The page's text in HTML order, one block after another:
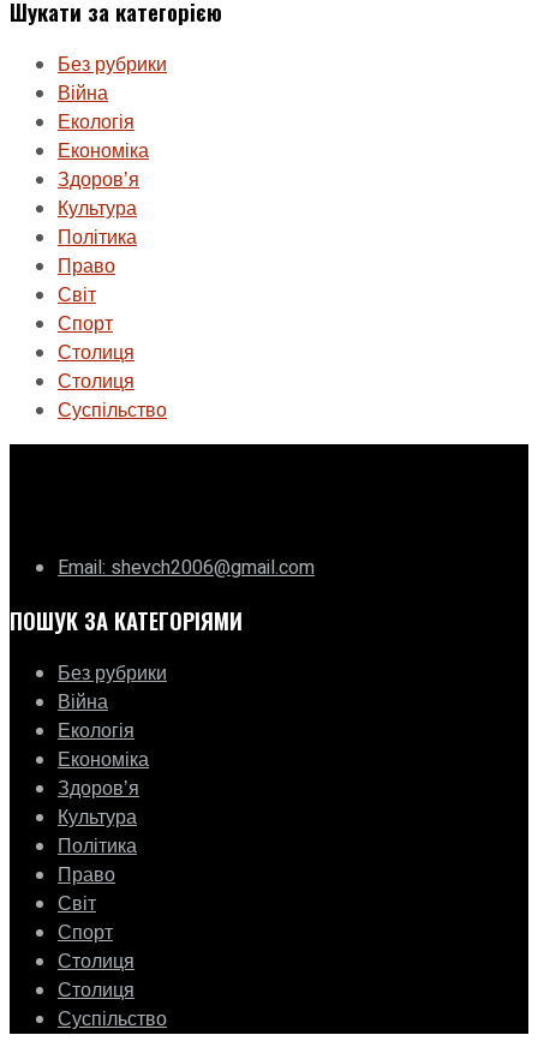
Шукати за категорією
Без рубрики
Війна
Екологія
Економіка
Здоровʼя
Культура
Політика
Право
Світ
Спорт
Столиця
Столиця
Суспільство
Email: shevch2006@gmail.com
ПОШУК ЗА КАТЕГОРІЯМИ
Без рубрики
Війна
Екологія
Економіка
Здоровʼя
Культура
Політика
Право
Світ
Спорт
Столиця
Столиця
Суспільство